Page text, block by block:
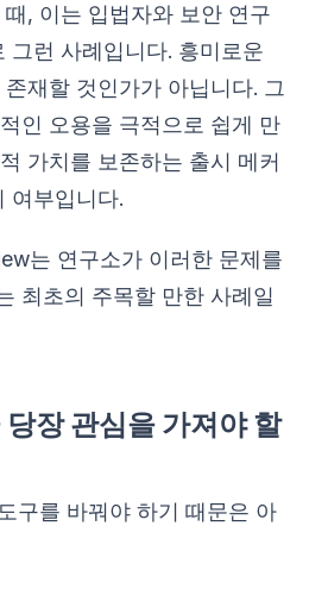
, 이는 입법자와 보안 연구
그런 사례입니다. 흥미로운
재할 것인가가 아닙니다. 그
인 오용을 극적으로 쉽게 만
가치를 보존하는 출시 메커
여부입니다.
는 연구소가 이러한 문제를
최초의 주목할 만한 사례일
장 관심을 가져야 할
구를 바꿔야 하기 때문은 아